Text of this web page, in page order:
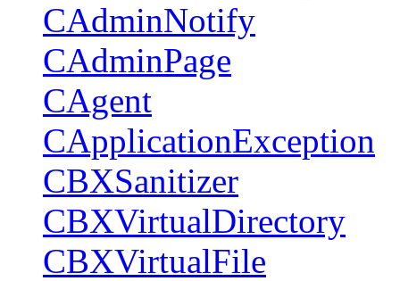
CAdminNotify
CAdminPage
CAgent
CApplicationException
CBXSanitizer
CBXVirtualDirectory
CBXVirtualFile